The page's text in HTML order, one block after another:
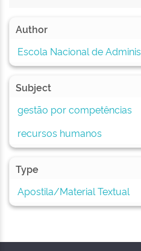
Author
Escola Nacional de
Subject
gestão por competências
recursos humanos
Type
Apostila/Material Textual